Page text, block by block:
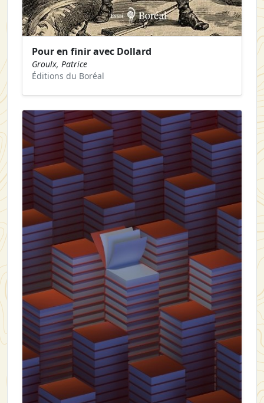
Pour en finir avec Dollard
Groulx, Patrice
Éditions du Boréal